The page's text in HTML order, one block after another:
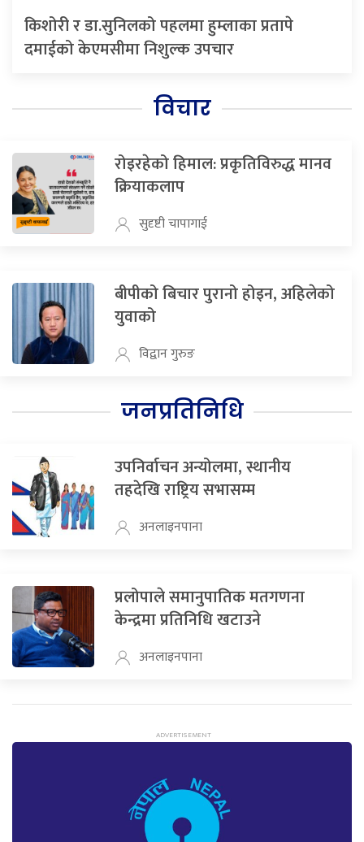
किशोरी र डा.सुनिलको पहलमा हुम्लाका प्रतापे
दमाईको केएमसीमा निशुल्क उपचार
विचार
रोइरहेको हिमाल: प्रकृतिविरुद्ध मानव
क्रियाकलाप
सुदृष्टी चापागाई
बीपीको बिचार पुरानो होइन, अहिलेको
युवाको
विद्वान गुरुङ
जनप्रतिनिधि
उपनिर्वाचन अन्योलमा, स्थानीय
तहदेखि राष्ट्रिय सभासम्म
अनलाइनपाना
प्रलोपाले समानुपातिक मतगणना
केन्द्रमा प्रतिनिधि खटाउने
अनलाइनपाना